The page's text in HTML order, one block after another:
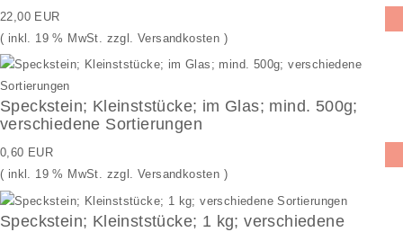
22,00 EUR
( inkl. 19 % MwSt. zzgl. Versandkosten )
Speckstein; Kleinststücke; im Glas; mind. 500g;
verschiedene Sortierungen
0,60 EUR
( inkl. 19 % MwSt. zzgl. Versandkosten )
Speckstein; Kleinststücke; 1 kg; verschiedene